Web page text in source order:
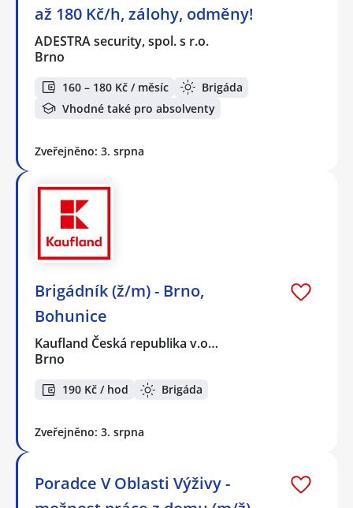
až 180 Kč/h, zálohy, odměny!
ADESTRA security, spol. s r.o.
Brno
160 – 180 Kč / měsíc
Brigáda
Vhodné také pro absolventy
Zveřejněno: 3. srpna
Brigádník (ž/m) - Brno,
Bohunice
Kaufland Česká republika v.o…
Brno
190 Kč / hod Brigáda
Zveřejněno: 3. srpna
Poradce V Oblasti Výživy -